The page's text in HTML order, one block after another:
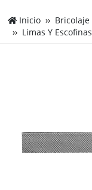
Inicio Bricolaje
Limas Y Escofinas